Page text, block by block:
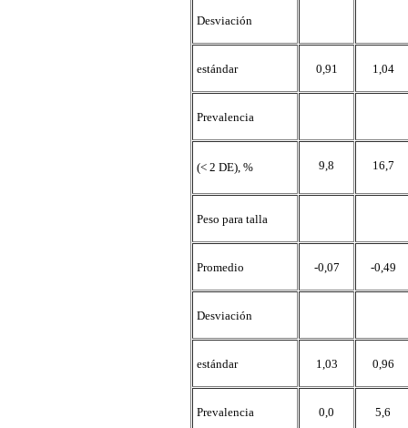
Desviación
estándar 0,91 1,04
Prevalencia
(< 2 DE), % 9,8 16,7
Peso para talla
Promedio -0,07 -0,49
Desviación
estándar 1,03 0,96
Prevalencia 0,0 5,6